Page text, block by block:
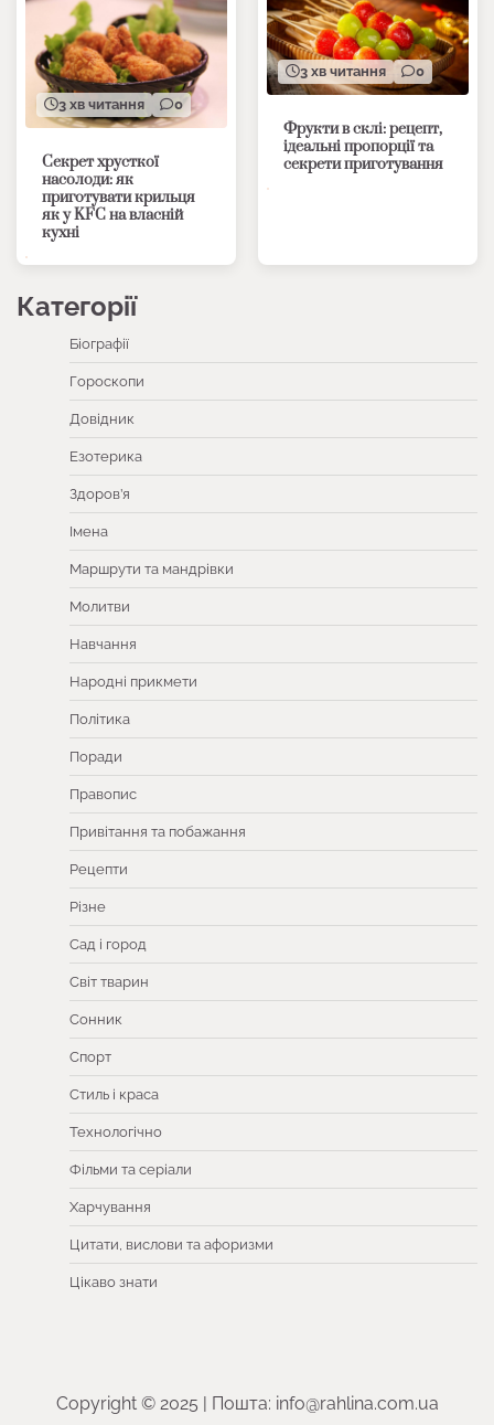
3 хв читання 0
Секрет хрусткої
насолоди: як
приготувати крильця
як у KFC на власній
кухні
3 хв читання 0
Фрукти в склі: рецепт,
ідеальні пропорції та
секрети приготування
Категорії
Біографії
Гороскопи
Довідник
Езотерика
Здоров’я
Імена
Маршрути та мандрівки
Молитви
Навчання
Народні прикмети
Політика
Поради
Правопис
Привітання та побажання
Рецепти
Різне
Сад і город
Світ тварин
Сонник
Спорт
Стиль і краса
Технологічно
Фільми та серіали
Харчування
Цитати, вислови та афоризми
Цікаво знати
Copyright © 2025 | Пошта: info@rahlina.com.ua